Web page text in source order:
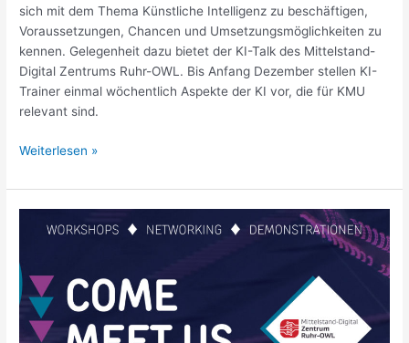
sich mit dem Thema Künstliche Intelligenz zu beschäftigen,
Voraussetzungen, Chancen und Umsetzungsmöglichkeiten zu
kennen. Gelegenheit dazu bietet der KI-Talk des Mittelstand-
Digital Zentrums Ruhr-OWL. Bis Anfang Dezember stellen KI-
Trainer einmal wöchentlich Aspekte der KI vor, die für KMU
relevant sind.
Weiterlesen »
TRANSFERFESTIVAL
IN
DORTMUND